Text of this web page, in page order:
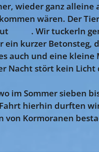
wieder ganz alleine
wären. Der
😍😎. Wir tuckerln
ein kurzer Betonsteg,
auch und eine
Nacht stört kein
im Sommer sieben
hierhin durften
von Kormoranen